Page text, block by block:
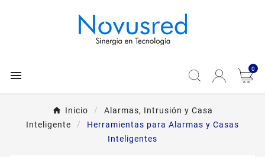
 0
Inicio
Alarmas, Intrusión y Casa
Inteligente
Herramientas para Alarmas y Casas
Inteligentes